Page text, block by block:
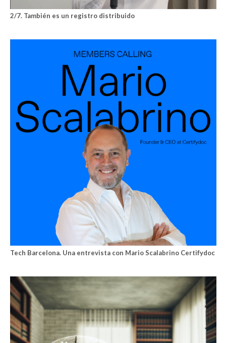
2/7. También es un registro distribuido
Tech Barcelona. Una entrevista con Mario Scalabrino Certifydoc